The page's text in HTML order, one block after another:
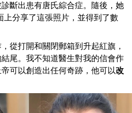
斷出患有唐氏綜合症。隨後，她
上分享了這張照片，並得到了數
從打開和關閉郵箱到升起紅旗，
尾。我不知道醫生對我的信會作
可以創造出任何奇跡，他可以改